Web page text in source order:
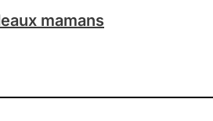
mamans